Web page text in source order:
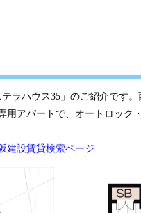
ラハウス35」のご紹介です
アパートで、オートロック
建設賃貸検索ページ